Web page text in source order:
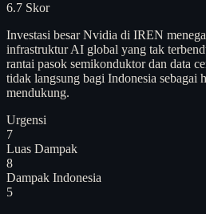
6.7 Skor
Investasi besar Nvidia di IREN
infrastruktur AI global yang tak
rantai pasok semikonduktor dan data
tidak langsung bagi Indonesia sebagai
mendukung.
Urgensi
7
Luas Dampak
8
Dampak Indonesia
5